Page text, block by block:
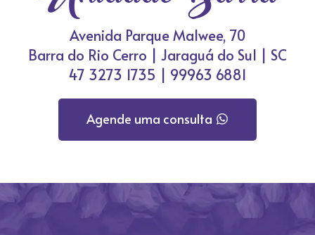
Avenida Parque Malwee, 70
Barra do Rio Cerro | Jaraguá do Sul | SC
47 3273 1735 | 99963 6881
Agende uma consulta